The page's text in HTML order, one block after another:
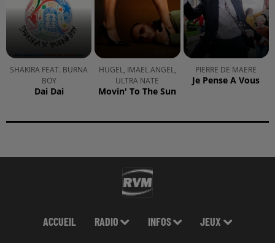
SHAKIRA FEAT. BURNA
BOY
Dai Dai
HUGEL, IMAEL ANGEL,
ULTRA NATE
Movin' To The Sun
PIERRE DE MAERE
Je Pense A Vous
ACCUEIL RADIO INFOS JEUX